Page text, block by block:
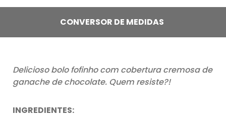
CONVERSOR DE MEDIDAS
Delicioso bolo fofinho com cobertura cremosa de
ganache de chocolate. Quem resiste?!
INGREDIENTES: